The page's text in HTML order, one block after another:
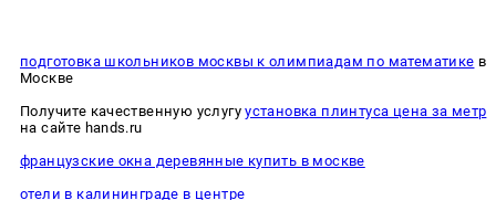
подготовка школьников москвы к олимпиадам по математике в
Москве
Получите качественную услугуустановка плинтуса цена за метр
на сайте hands.ru
французские окна деревянные купить в москве
отели в калининграде в центре